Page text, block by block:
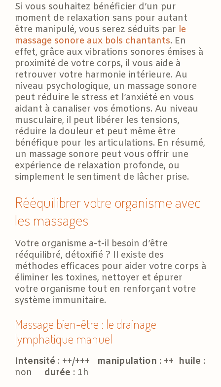
Si vous souhaitez bénéficier d’un pur
moment de relaxation sans pour autant
être manipulé, vous serez séduits par le
massage sonore aux bols chantants. En
effet, grâce aux vibrations sonores émises à
proximité de votre corps, il vous aide à
retrouver votre harmonie intérieure. Au
niveau psychologique, un massage sonore
peut réduire le stress et l’anxiété en vous
aidant à canaliser vos émotions. Au niveau
musculaire, il peut libérer les tensions,
réduire la douleur et peut même être
bénéfique pour les articulations. En résumé,
un massage sonore peut vous offrir une
expérience de relaxation profonde, ou
simplement le sentiment de lâcher prise.
Rééquilibrer votre organisme avec
les massages
Votre organisme a-t-il besoin d’être
rééquilibré, détoxifié ? Il existe des
méthodes efficaces pour aider votre corps à
éliminer les toxines, nettoyer et épurer
votre organisme tout en renforçant votre
système immunitaire.
Massage bien-être : le drainage
lymphatique manuel
Intensité : ++/+++ manipulation : ++ huile :
non durée : 1h